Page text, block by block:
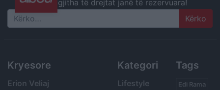
gjitha të drejtat janë të rezervuara!
Search
Kryesore
Erion Veliaj
Kategori
Lifestyle
Tags
Edi Rama